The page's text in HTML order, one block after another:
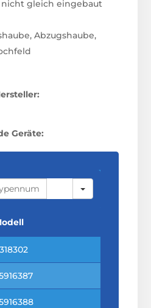
gleich eingebaut
Abzugshaube,
Geräte: